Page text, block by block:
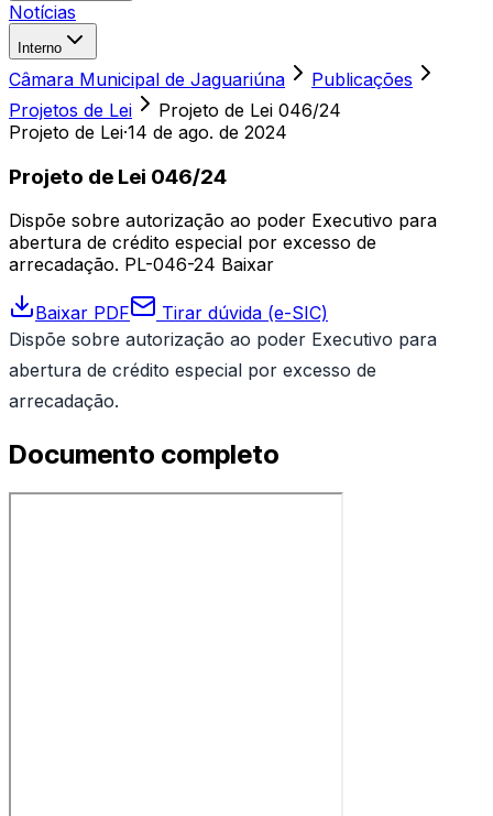
Notícias
Interno
Câmara Municipal de Jaguariúna
Publicações
Projetos de Lei
Projeto de Lei 046/24
Projeto de Lei·14 de ago. de 2024
Projeto de Lei 046/24
Dispõe sobre autorização ao poder Executivo para
abertura de crédito especial por excesso de
arrecadação. PL-046-24 Baixar
Baixar PDF
Tirar dúvida (e-SIC)
Dispõe sobre autorização ao poder Executivo para
abertura de crédito especial por excesso de
arrecadação.
Documento completo